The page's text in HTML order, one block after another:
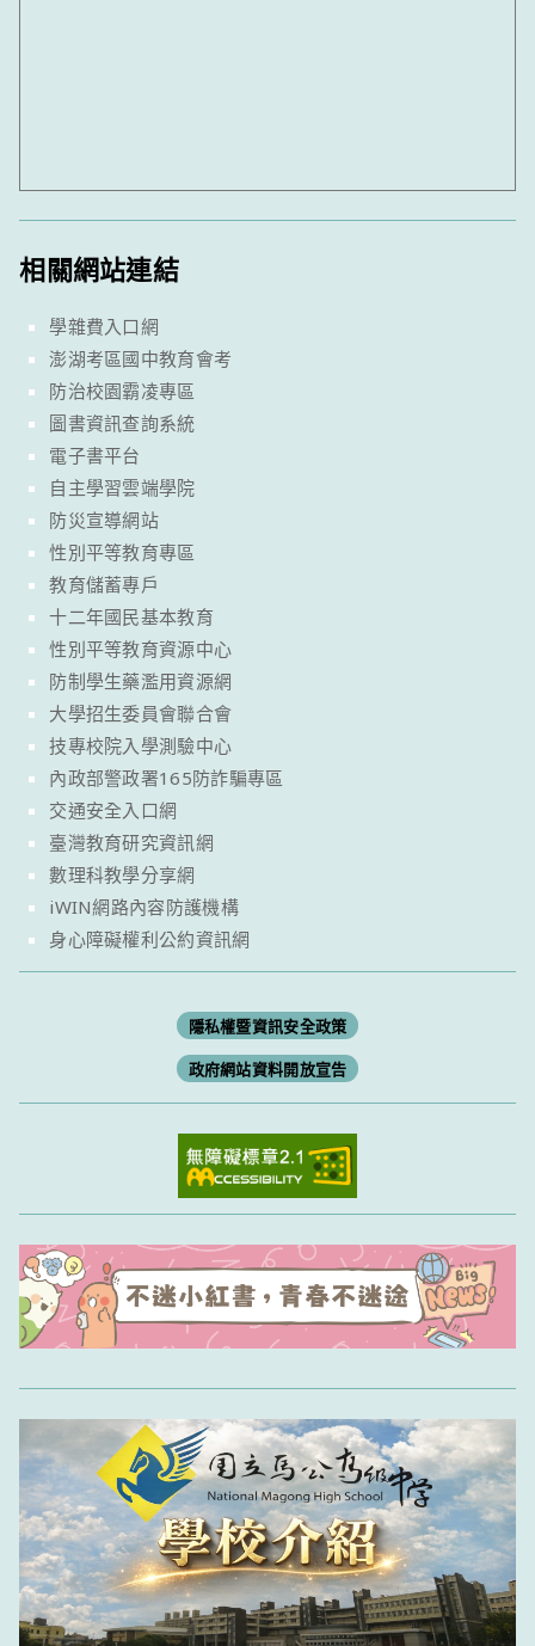
相關網站連結
學雜費入口網
澎湖考區國中教育會考
防治校園霸凌專區
圖書資訊查詢系統
電子書平台
自主學習雲端學院
防災宣導網站
性別平等教育專區
教育儲蓄專戶
十二年國民基本教育
性別平等教育資源中心
防制學生藥濫用資源網
大學招生委員會聯合會
技專校院入學測驗中心
內政部警政署165防詐騙專區
交通安全入口網
臺灣教育研究資訊網
數理科教學分享網
iWIN網路內容防護機構
身心障礙權利公約資訊網
隱私權暨資訊安全政策
政府網站資料開放宣告